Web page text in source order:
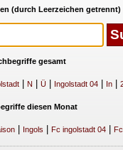
(durch Leerzeichen getrennt)
gesamt
| N Ü Ingolstadt 04| In|
diesen Monat
| Ingols Fc ingolstadt 04|